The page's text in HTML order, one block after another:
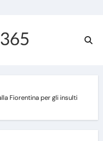
Fiorentina per gli insulti